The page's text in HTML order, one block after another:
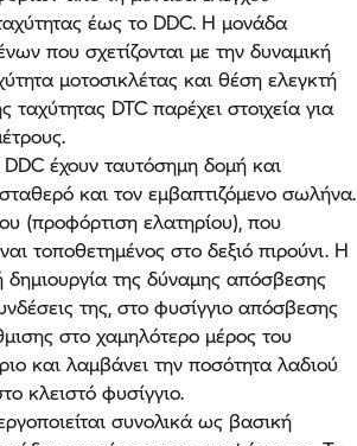
έως το DDC. Η μονάδα
που σχετίζονται με την δυναμική
μοτοσικλέτας και θέση ελεγκτή
DTC παρέχει στοιχεία για
έχουν ταυτόσημη δομή και
και τον εμβαπτιζόμενο σωλήνα.
(προφόρτιση ελατηρίου), που
τοποθετημένος στο δεξιό πιρούνι. Η
δημιουργία της δύναμης απόσβεσης
της, στο φυσίγγιο απόσβεσης
στο χαμηλότερο μέρος του
και λαμβάνει την ποσότητα λαδιού
κλειστό φυσίγγιο.
συνολικά ως βασική